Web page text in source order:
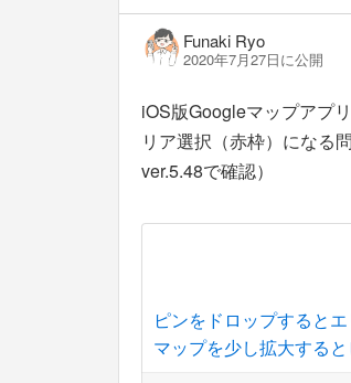
Funaki Ryo
2020年7月27日に公開
iOS版Googleマップアプ
リア選択（赤枠）になる
ver.5.48で確認）
ピンをドロップすると
マップを少し拡大する